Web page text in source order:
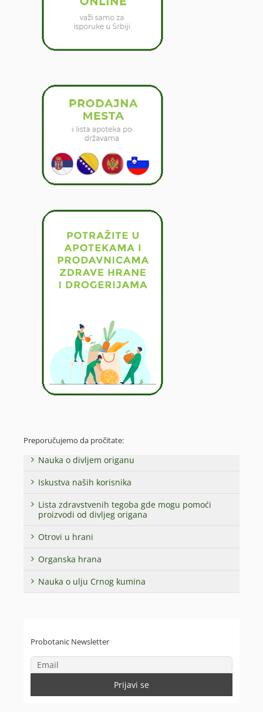
Preporučujemo da pročitate:
Nauka o divljem origanu
Iskustva naših korisnika
Lista zdravstvenih tegoba gde mogu pomoći
proizvodi od divljeg origana
Otrovi u hrani
Organska hrana
Nauka o ulju Crnog kumina
Probotanic Newsletter